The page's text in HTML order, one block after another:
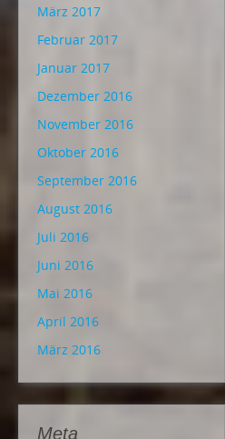
März 2017
Februar 2017
Januar 2017
Dezember 2016
November 2016
Oktober 2016
September 2016
August 2016
Juli 2016
Juni 2016
Mai 2016
April 2016
März 2016
Meta